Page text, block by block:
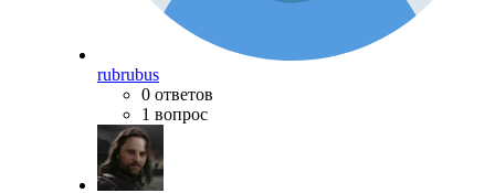
rubrubus
0 ответов
1 вопрос